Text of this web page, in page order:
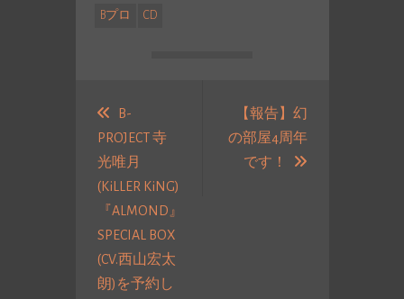
Bプロ CD
B-
PROJECT 寺
光唯月
(KiLLER KiNG)
『ALMOND』
SPECIAL BOX
(CV.西山宏太
朗)を予約し
【報告】幻
の部屋4周年
です！
次